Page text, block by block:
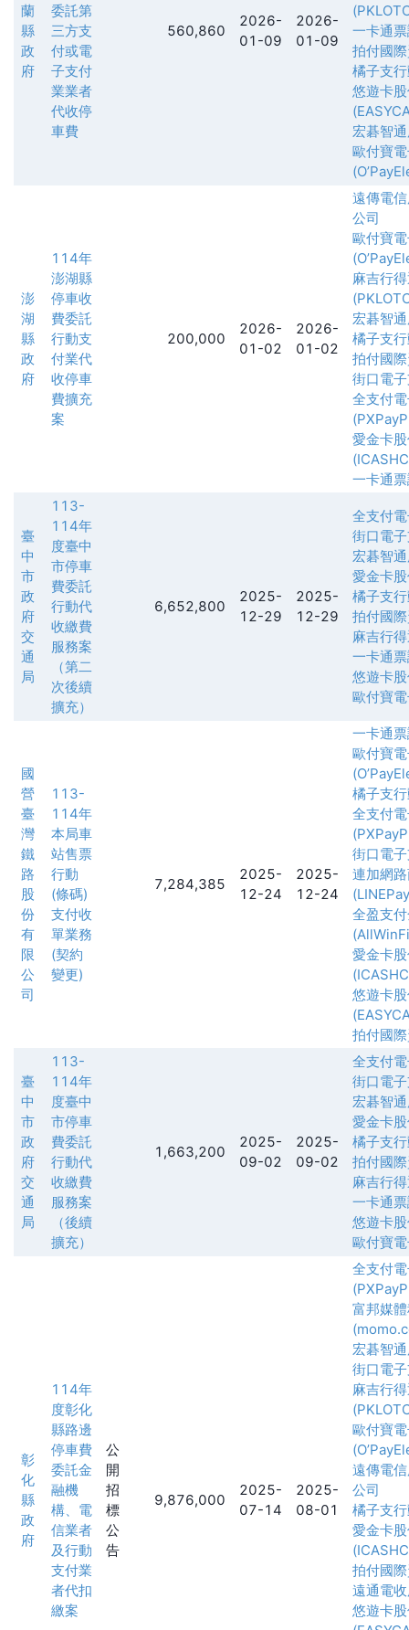
蘭
縣
政
府
委託第
三方支
付或電
子支付
業業者
代收停
車費
560,860
2026-
01-09
2026-
01-09
一卡通
拍付國
橘子支
悠遊卡
宏碁智
歐付寶
澎
湖
縣
政
府
114年
澎湖縣
停車收
費委託
行動支
付業代
收停車
費擴充
案
200,000
2026-
01-02
2026-
01-02
遠傳電
公司
歐付寶
麻吉行
宏碁智
橘子支
拍付國
街口電
全支付
愛金卡
一卡通
臺
中
市
政
府
交
通
局
113-
114年
度臺中
市停車
費委託
行動代
收繳費
服務案
（第二
次後續
擴充）
6,652,800
2025-
12-29
2025-
12-29
全支付
街口電
宏碁智
愛金卡
橘子支
拍付國
麻吉行
一卡通
悠遊卡
歐付寶
國
營
臺
灣
鐵
路
股
份
有
限
公
司
113-
114年
本局車
站售票
行動
(條碼)
支付收
單業務
(契約
變更)
7,284,385
2025-
12-24
2025-
12-24
一卡通
歐付寶
橘子支
全支付
街口電
連加網
全盈支
愛金卡
悠遊卡
拍付國
臺
中
市
政
府
交
通
局
113-
114年
度臺中
市停車
費委託
行動代
收繳費
服務案
（後續
擴充）
1,663,200
2025-
09-02
2025-
09-02
全支付
街口電
宏碁智
愛金卡
橘子支
拍付國
麻吉行
一卡通
悠遊卡
歐付寶
彰
化
縣
政
府
114年
度彰化
縣路邊
停車費
委託金
融機
構、電
信業者
及行動
支付業
者代扣
繳案
公
開
招
標
公
告
9,876,000
2025-
07-14
2025-
08-01
全支付
富邦媒
宏碁智
街口電
麻吉行
歐付寶
遠傳電
公司
橘子支
愛金卡
拍付國
遠通電
悠遊卡